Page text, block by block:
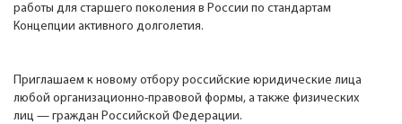
работы для старшего поколения в России по стандартам
Концепции активного долголетия.
Приглашаем к новому отбору российские юридические лица
любой организационно-правовой формы, а также физических
лиц — граждан Российской Федерации.